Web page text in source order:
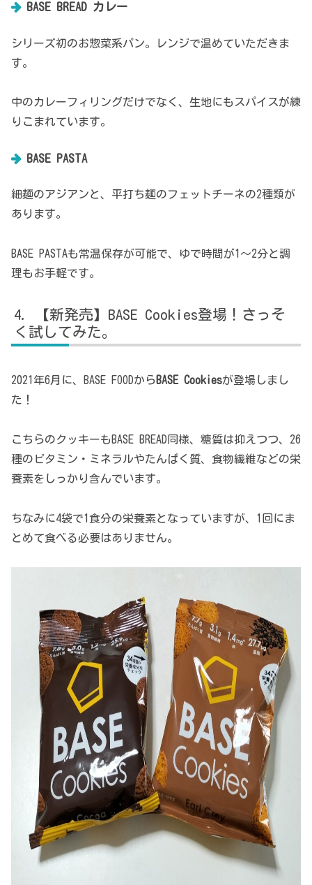
BASE BREAD カレー
シリーズ初のお惣菜系パン。レンジで温めていただきま
す。
中のカレーフィリングだけでなく、生地にもスパイスが練
りこまれています。
BASE PASTA
細麺のアジアンと、平打ち麺のフェットチーネの2種類が
あります。
BASE PASTAも常温保存が可能で、ゆで時間が1～2分と調
理もお手軽です。
【新発売】BASE Cookies登場！さっそ
く試してみた。
2021年6月に、BASE FOODからBASE Cookiesが登場しまし
た！
こちらのクッキーもBASE BREAD同様、糖質は抑えつつ、26
種のビタミン・ミネラルやたんぱく質、食物繊維などの栄
養素をしっかり含んでいます。
ちなみに4袋で1食分の栄養素となっていますが、1回にま
とめて食べる必要はありません。